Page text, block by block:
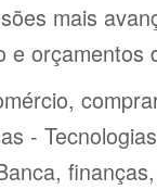
mais
e orçamentos
-